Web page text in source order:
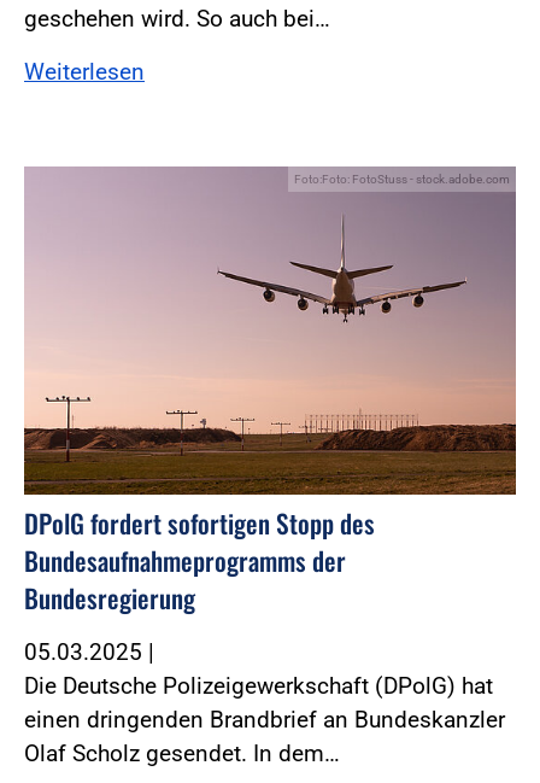
geschehen wird. So auch bei…
Weiterlesen
Foto:Foto: FotoStuss - stock.adobe.com
DPolG fordert sofortigen Stopp des
Bundesaufnahmeprogramms der
Bundesregierung
05.03.2025 |
Die Deutsche Polizeigewerkschaft (DPolG) hat
einen dringenden Brandbrief an Bundeskanzler
Olaf Scholz gesendet. In dem…